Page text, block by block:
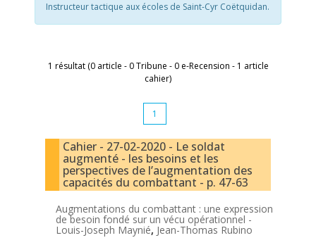
Instructeur tactique aux écoles de Saint-Cyr Coëtquidan.
1 résultat (0 article - 0 Tribune - 0 e-Recension - 1 article
cahier)
1
Cahier - 27-02-2020 - Le soldat
augmenté - les besoins et les
perspectives de l’augmentation des
capacités du combattant - p. 47-63
Augmentations du combattant : une expression
de besoin fondé sur un vécu opérationnel -
Louis-Joseph Maynié, Jean-Thomas Rubino